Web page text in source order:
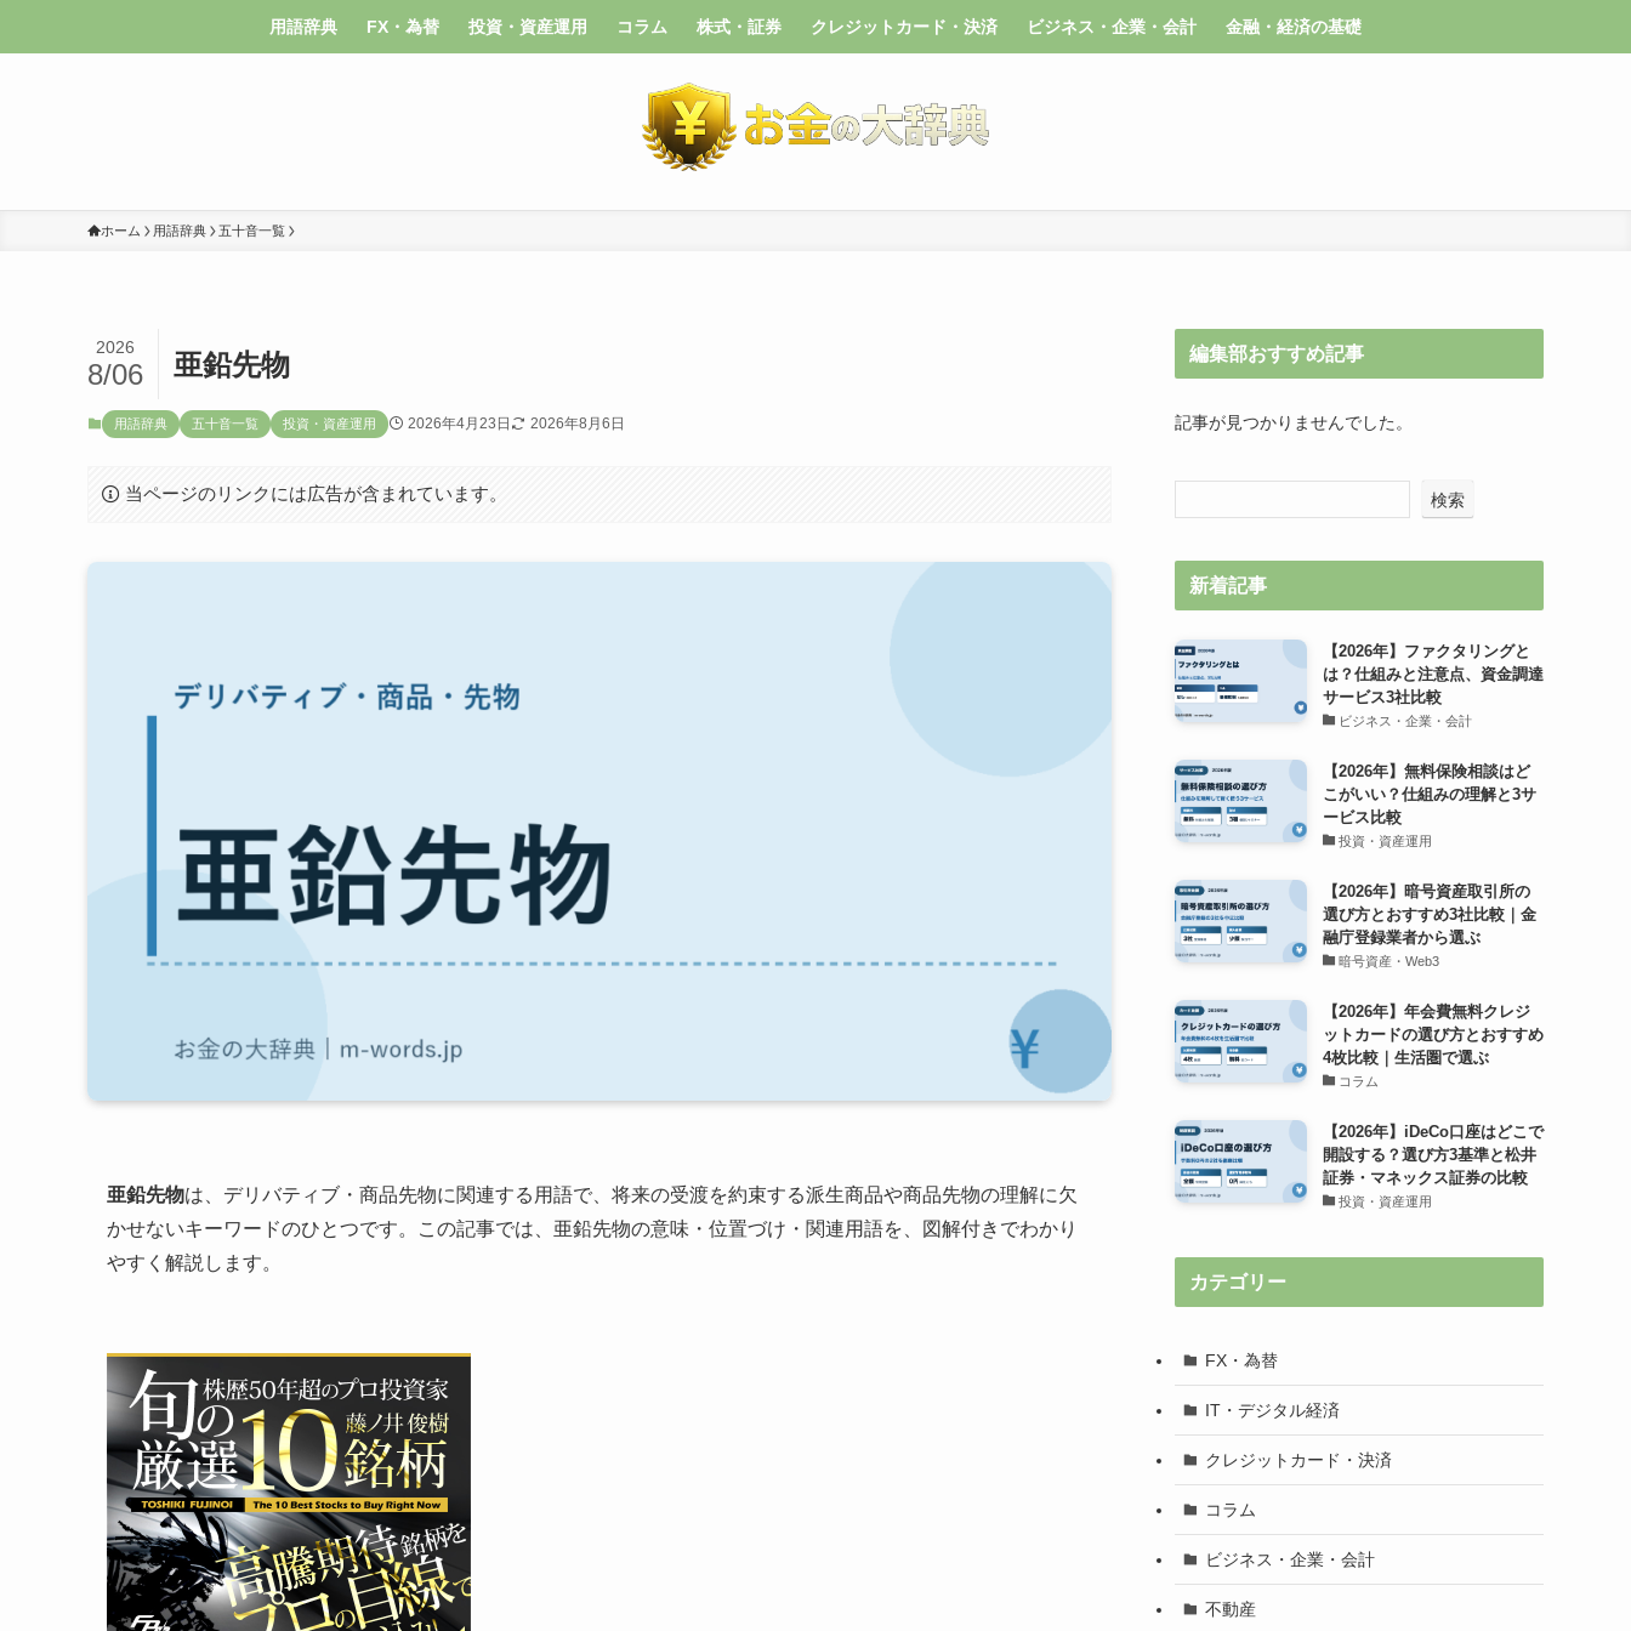
用語辞典 FX・為替 投資・資産運用 コラム 株式・証券 クレジットカード・決済 ビジネス・企業・会計 金融・経済の基礎
ホーム 用語辞典 五十音一覧
亜鉛先物
2026
8/06
用語辞典 五十音一覧 投資・資産運用 2026年4月23日 2026年8月6日
当ページのリンクには広告が含まれています。
亜鉛先物は、デリバティブ・商品先物に関連する用語で、将来の受渡を約束する派生商品や商品先物の理解に欠
かせないキーワードのひとつです。この記事では、亜鉛先物の意味・位置づけ・関連用語を、図解付きでわかり
やすく解説します。
編集部おすすめ記事
記事が見つかりませんでした。
検索
新着記事
【2026年】ファクタリングと
は？仕組みと注意点、資金調達
サービス3社比較
ビジネス・企業・会計
【2026年】無料保険相談はど
こがいい？仕組みの理解と3サ
ービス比較
投資・資産運用
【2026年】暗号資産取引所の
選び方とおすすめ3社比較｜金
融庁登録業者から選ぶ
暗号資産・Web3
【2026年】年会費無料クレジ
ットカードの選び方とおすすめ
4枚比較｜生活圏で選ぶ
コラム
【2026年】iDeCo口座はどこで
開設する？選び方3基準と松井
証券・マネックス証券の比較
投資・資産運用
カテゴリー
FX・為替
IT・デジタル経済
クレジットカード・決済
コラム
ビジネス・企業・会計
不動産